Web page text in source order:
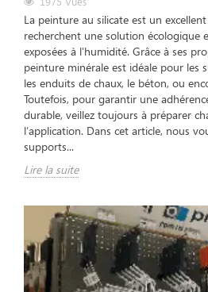
La peinture au silicate est un
recherchent une solution écologique
exposées à l'humidité. Grâce à ses
peinture minérale est idéale pour les
les enduits de chaux, le béton, ou
Toutefois, pour garantir une
durable, veillez toujours à préparer
l’application. Dans cet article, nous
supports...
Lire la suite